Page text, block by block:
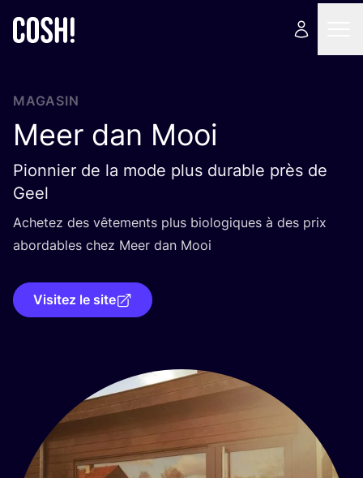
MAGASIN
Meer dan Mooi
Pionnier de la mode plus durable près de
Geel
Ache­tez des vête­ments plus bio­lo­giques à des prix
abor­dables chez Meer dan Mooi
Visitez le site